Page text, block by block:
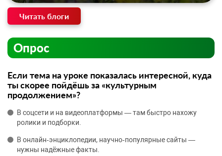
Читать блоги
Опрос
Если тема на уроке показалась интересной, куда
ты скорее пойдёшь за «культурным
продолжением»?
В соцсети и на видеоплатформы — там быстро нахожу
ролики и подборки.
В онлайн‑энциклопедии, научно‑популярные сайты —
нужны надёжные факты.